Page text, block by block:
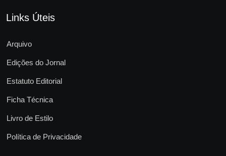
Links Úteis
Arquivo
Edições do Jornal
Estatuto Editorial
Ficha Técnica
Livro de Estilo
Política de Privacidade